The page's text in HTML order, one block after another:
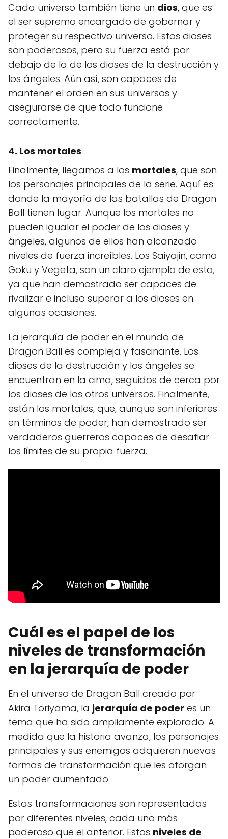
Cada universo también tiene un dios, que es
el ser supremo encargado de gobernar y
proteger su respectivo universo. Estos dioses
son poderosos, pero su fuerza está por
debajo de la de los dioses de la destrucción y
los ángeles. Aún así, son capaces de
mantener el orden en sus universos y
asegurarse de que todo funcione
correctamente.
4. Los mortales
Finalmente, llegamos a los mortales, que son
los personajes principales de la serie. Aquí es
donde la mayoría de las batallas de Dragon
Ball tienen lugar. Aunque los mortales no
pueden igualar el poder de los dioses y
ángeles, algunos de ellos han alcanzado
niveles de fuerza increíbles. Los Saiyajin, como
Goku y Vegeta, son un claro ejemplo de esto,
ya que han demostrado ser capaces de
rivalizar e incluso superar a los dioses en
algunas ocasiones.
La jerarquía de poder en el mundo de
Dragon Ball es compleja y fascinante. Los
dioses de la destrucción y los ángeles se
encuentran en la cima, seguidos de cerca por
los dioses de los otros universos. Finalmente,
están los mortales, que, aunque son inferiores
en términos de poder, han demostrado ser
verdaderos guerreros capaces de desafiar
los límites de su propia fuerza.
Cuál es el papel de los
niveles de transformación
en la jerarquía de poder
En el universo de Dragon Ball creado por
Akira Toriyama, la jerarquía de poder es un
tema que ha sido ampliamente explorado. A
medida que la historia avanza, los personajes
principales y sus enemigos adquieren nuevas
formas de transformación que les otorgan
un poder aumentado.
Estas transformaciones son representadas
por diferentes niveles, cada uno más
poderoso que el anterior. Estos niveles de